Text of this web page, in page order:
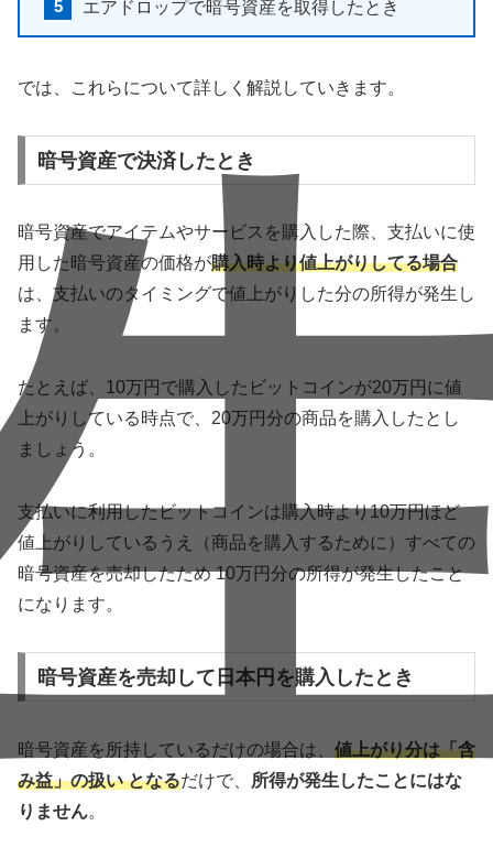
エアドロップで暗号資産を取得したとき
では、これらについて詳しく解説していきます。
暗号資産で決済したとき
暗号資産でアイテムやサービスを購入した際、支払いに使
用した暗号資産の価格が購入時より値上がりしてる場合
は、支払いのタイミングで値上がりした分の所得が発生し
ます。
たとえば、10万円で購入したビットコインが20万円に値
上がりしている時点で、20万円分の商品を購入したとし
ましょう。
支払いに利用したビットコインは購入時より10万円ほど
値上がりしているうえ（商品を購入するために）すべての
暗号資産を売却したため 10万円分の所得が発生したこと
になります。
暗号資産を売却して日本円を購入したとき
暗号資産を所持しているだけの場合は、 値上がり分は「含
み益」の扱い となるだけで、
所得が発生したことにはな
りません。